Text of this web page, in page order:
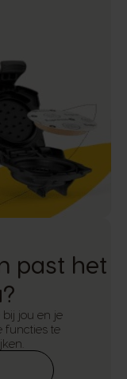
past het
jou en je
functies te